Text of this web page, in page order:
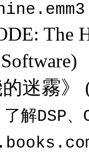
The
的迷霧
解DSP、